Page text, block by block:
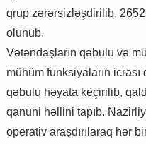
qrup zərərsizləşdirilib,
olunub.
Vətəndaşların qəbulu və
mühüm funksiyaların
qəbulu həyata keçirilib,
qanuni həllini tapıb.
operativ araşdırılaraq hər